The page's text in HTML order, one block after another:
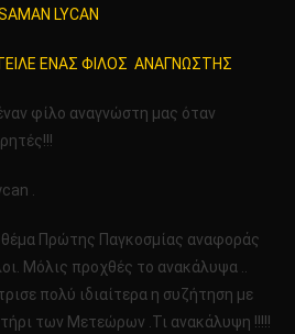
LYCAN
ΕΝΑΣ ΦΙΛΟΣ ΑΝΑΓΝΩΣΤΗΣ
φίλο αναγνώστη μας όταν
.
Πρώτης Παγκοσμίας αναφοράς
Μόλις προχθές το ανακάλυψα ..
πολύ ιδιαίτερα η συζήτηση με
των Μετεώρων .Τι ανακάλυψη !!!!!